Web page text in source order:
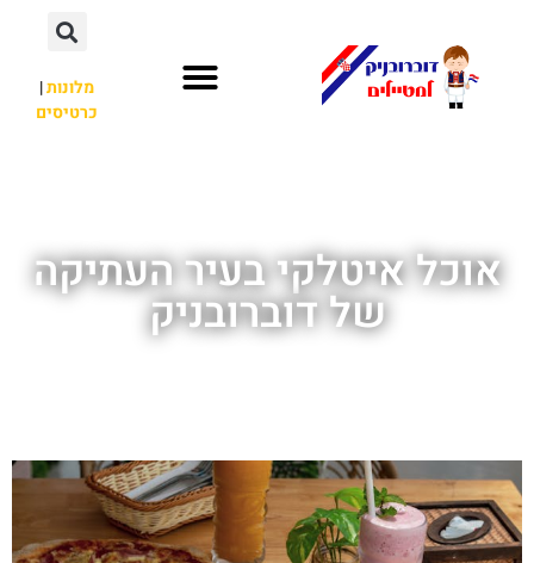
מלונות|
כרטיסים
אוכל איטלקי בעיר העתיקה
של דוברובניק